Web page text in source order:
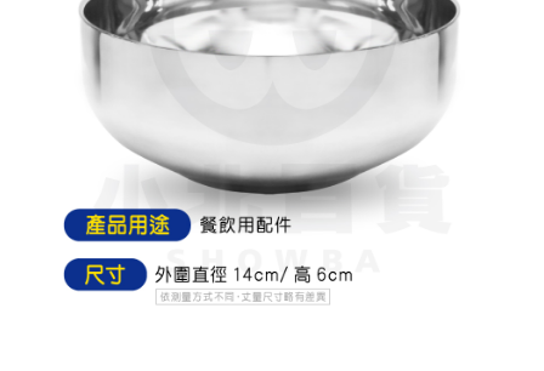
２．訂單成立數日內，您將收到繳費通知簡訊。
３．收到繳費通知簡訊後14天內，點擊此簡訊中的連結，可透過四大超商／
ATM／網路銀行／等多元方式進行付款，方視為交易完成。
※ 交易是否成功請以「AFTEE先享後付 」之結帳頁面顯示為準，若有關於
是否繳費成功／繳費後需取消欲退款等相關疑問，請聯繫「AFTEE先享後付
https://netprotections.freshdesk.com/support/home
【注意事項】
易，需依本服務之必要範圍內提供個人資料，並將交易相關給付款項請求債
權轉讓予恩沛科技股份有限公司。
每筆NT$60，滿NT$599(含以上)免運費
7-11取貨付款
付款後7-11取貨
每筆NT$60，滿NT$599(含以上)免運費